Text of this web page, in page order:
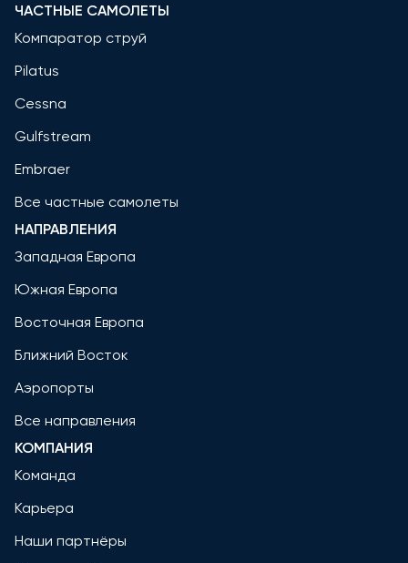
ЧАСТНЫЕ САМОЛЕТЫ
Компаратор струй
Pilatus
Cessna
Gulfstream
Embraer
Все частные самолеты
НАПРАВЛЕНИЯ
Западная Европа
Южная Европа
Восточная Европа
Ближний Восток
Аэропорты
Все направления
КОМПАНИЯ
Команда
Карьера
Наши партнёры